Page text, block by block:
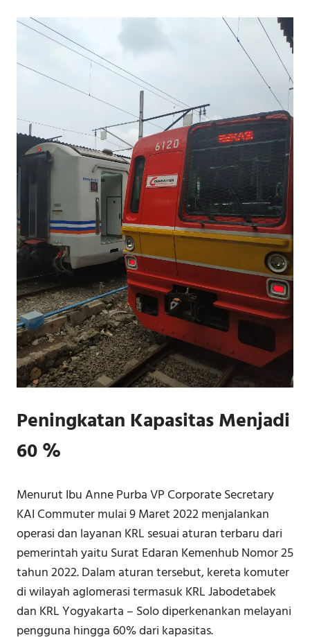
Peningkatan Kapasitas Menjadi
60 %
Menurut Ibu Anne Purba VP Corporate Secretary
KAI Commuter mulai 9 Maret 2022 menjalankan
operasi dan layanan KRL sesuai aturan terbaru dari
pemerintah yaitu Surat Edaran Kemenhub Nomor 25
tahun 2022. Dalam aturan tersebut, kereta komuter
di wilayah aglomerasi termasuk KRL Jabodetabek
dan KRL Yogyakarta – Solo diperkenankan melayani
pengguna hingga 60% dari kapasitas.